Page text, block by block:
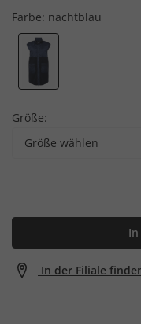
Farbe: nachtblau
Größe:
Größe wählen
In der Filiale